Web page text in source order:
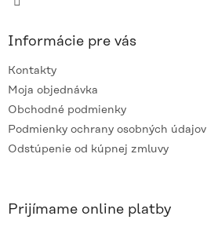
Informácie pre vás
Kontakty
Moja objednávka
Obchodné podmienky
Podmienky ochrany osobných údajov
Odstúpenie od kúpnej zmluvy
Prijímame online platby